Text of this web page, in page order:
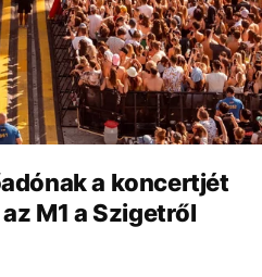
a koncertjét
M1 a Szigetről